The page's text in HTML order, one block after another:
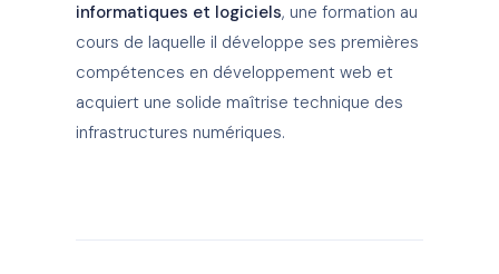
informatiques et logiciels, une formation au
cours de laquelle il développe ses premières
compétences en développement web et
acquiert une solide maîtrise technique des
infrastructures numériques.